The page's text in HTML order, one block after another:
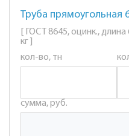
[ ГОСТ 8645, оцинк.,
кг ]
кол-во, тн
сумма, руб.